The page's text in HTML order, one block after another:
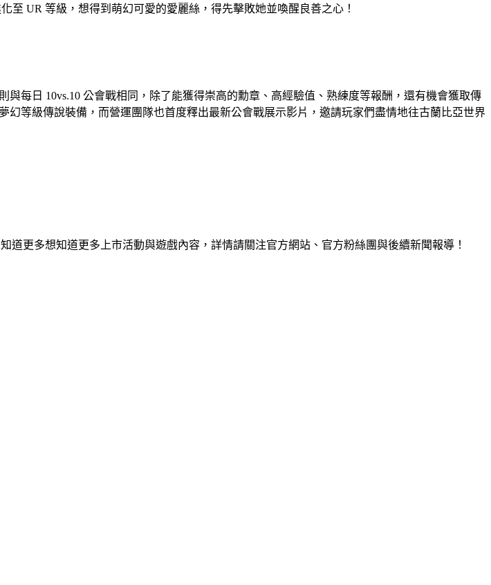
至 UR 等級，想得到萌幻可愛的愛麗絲，得先擊敗她並喚醒良善之心！
每日 10vs.10 公會戰相同，除了能獲得崇高的勳章、高經驗值、熟練度等報酬，還有機會獲取傳
等級傳說裝備，而營運團隊也首度釋出最新公會戰展示影片，邀請玩家們盡情地往古蘭比亞世界
更多想知道更多上市活動與遊戲內容，詳情請關注官方網站、官方粉絲團與後續新聞報導！